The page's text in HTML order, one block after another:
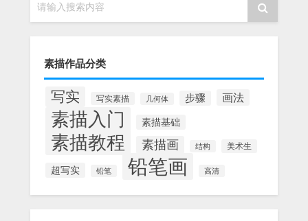
请输入搜索内容
素描作品分类
写实 写实素描 几何体 步骤 画法
素描入门 素描基础
素描教程 素描画 结构 美术生
超写实 铅笔 铅笔画 高清